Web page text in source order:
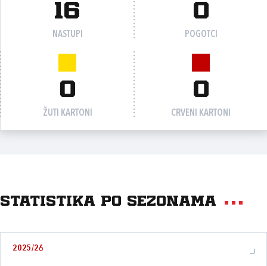
16
NASTUPI
0
POGOTCI
0
ŽUTI KARTONI
0
CRVENI KARTONI
Statistika po sezonama
2025/26